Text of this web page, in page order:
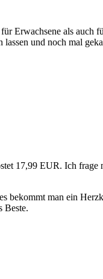
Erwachsene als auch
und noch mal
17,99 EUR. Ich
bekommt man ein
Beste.